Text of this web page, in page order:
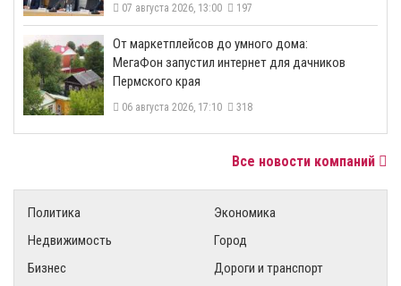
07 августа 2026, 13:00 197
От маркетплейсов до умного дома:
МегаФон запустил интернет для дачников
Пермского края
06 августа 2026, 17:10 318
Все новости компаний
Политика
Экономика
Недвижимость
Город
Бизнес
Дороги и транспорт